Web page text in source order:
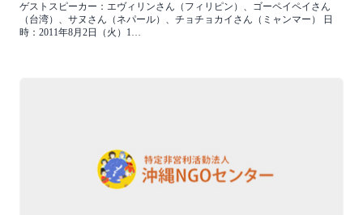
ゲストスピーカー：エヴィリンさん（フィリピン）、ゴーペイペイさん
（台湾）、サヌさん（ネパール）、チョチョカイさん（ミャンマー） 日
時：2011年8月2日（火）1…